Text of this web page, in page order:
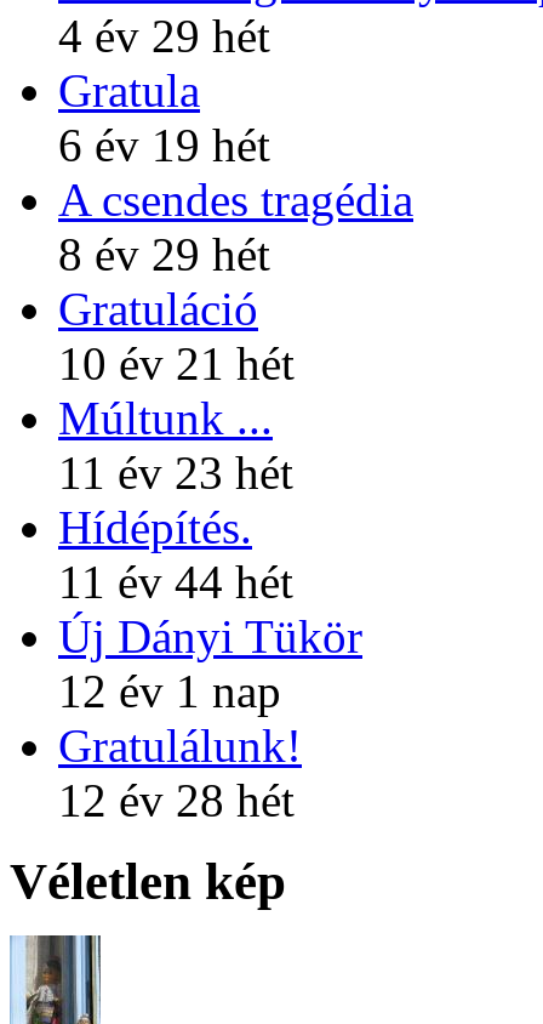
4 év 29 hét
Gratula
6 év 19 hét
A csendes tragédia
8 év 29 hét
Gratuláció
10 év 21 hét
Múltunk ...
11 év 23 hét
Hídépítés.
11 év 44 hét
Új Dányi Tükör
12 év 1 nap
Gratulálunk!
12 év 28 hét
Véletlen kép